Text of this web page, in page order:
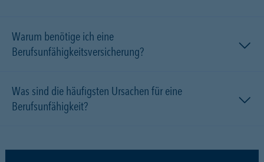
Warum benötige ich eine
Berufsunfähigkeitsversicherung?
Was sind die häufigsten Ursachen für eine
Berufsunfähigkeit?